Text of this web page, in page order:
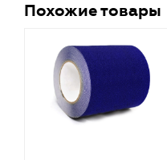
Похожие товары